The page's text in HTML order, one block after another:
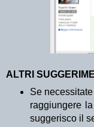
ALTRI
Se
raggiungere
suggerisco il